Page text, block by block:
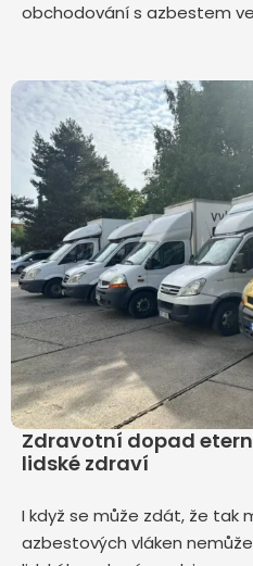
obchodování s azbestem
Zdravotní dopad
lidské zdraví
I když se může zdát, že tak
azbestových vláken